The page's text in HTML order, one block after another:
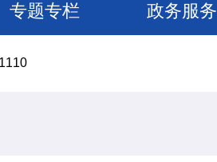
专题专栏 政务服务